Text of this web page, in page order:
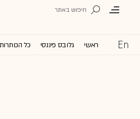
ראשי גלובס פיננסי כל הכותרות